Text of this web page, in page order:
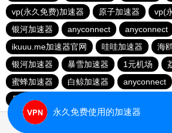
vp(永久免费)加速器
原子加速器
vp(
银河加速器
anyconnect
anyconnect
ikuuu.me加速器官网
哇哇加速器
海
银河加速器
暴雪加速器 1元机场
蜜蜂加速器
白鲸加速器 anyconnect
暴雪加速器
永久免费使用的加速器